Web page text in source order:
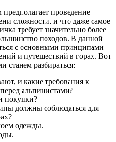
проведение
сложности, и что даже самое
требует значительно более
походов. В данной
с основными принципами
и путешествий в горах. Вот
станем разбираться:
и какие требования к
альпинистами?
покупки?
должны соблюдаться для
одежды.